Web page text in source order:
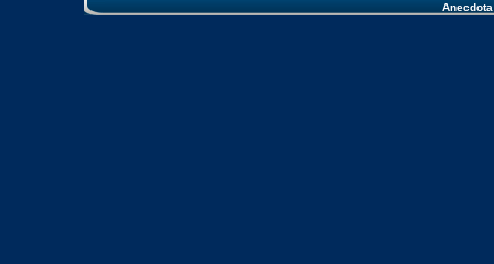
Anecdota